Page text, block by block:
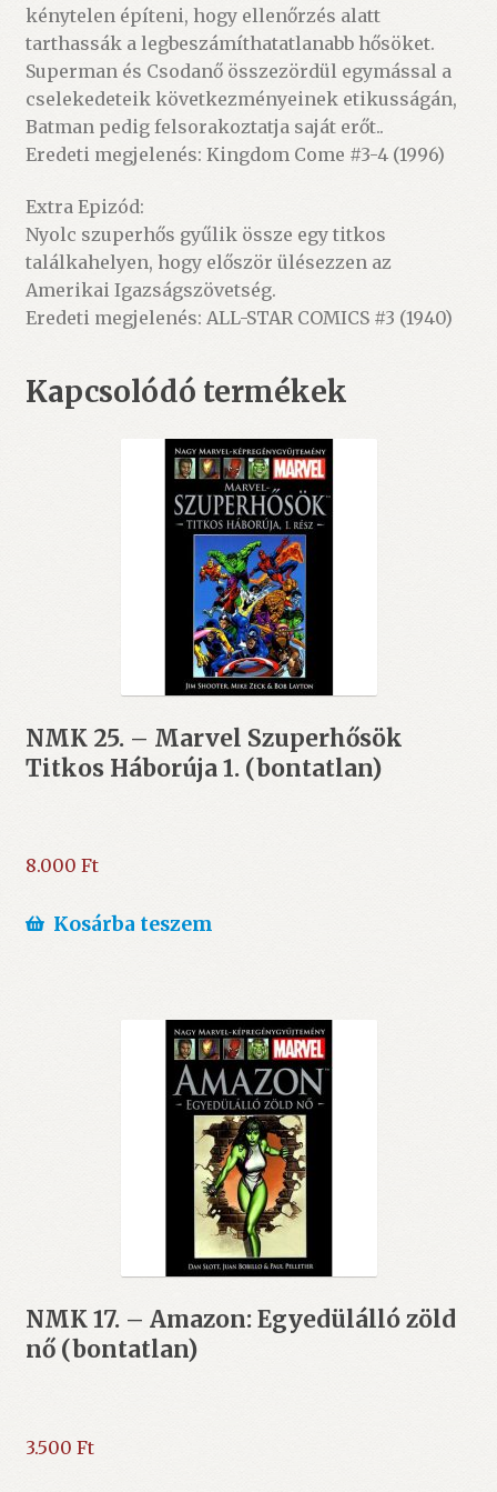
kénytelen építeni, hogy ellenőrzés alatt
tarthassák a legbeszámíthatatlanabb hősöket.
Superman és Csodanő összezördül egymással a
cselekedeteik következményeinek etikusságán,
Batman pedig felsorakoztatja saját erőt..
Eredeti megjelenés: Kingdom Come #3-4 (1996)
Extra Epizód:
Nyolc szuperhős gyűlik össze egy titkos
találkahelyen, hogy először ülésezzen az
Amerikai Igazságszövetség.
Eredeti megjelenés: ALL-STAR COMICS #3 (1940)
Kapcsolódó termékek
NMK 25. – Marvel Szuperhősök
Titkos Háborúja 1. (bontatlan)
8.000 Ft
Kosárba teszem
NMK 17. – Amazon: Egyedülálló zöld
nő (bontatlan)
3.500 Ft